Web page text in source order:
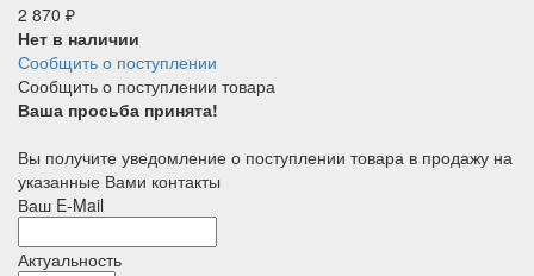
2 870 ₽
Нет в наличии
Сообщить о поступлении
Сообщить о поступлении товара
Ваша просьба принята!
Вы получите уведомление о поступлении товара в продажу на
указанные Вами контакты
Ваш E-Mail
Актуальность